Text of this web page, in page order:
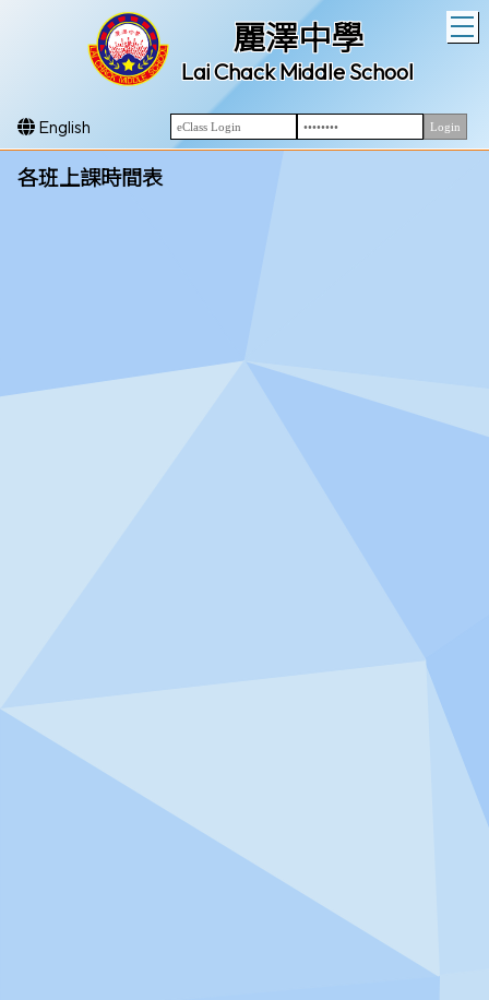
麗澤中學
Lai Chack Middle School
English
各班上課時間表